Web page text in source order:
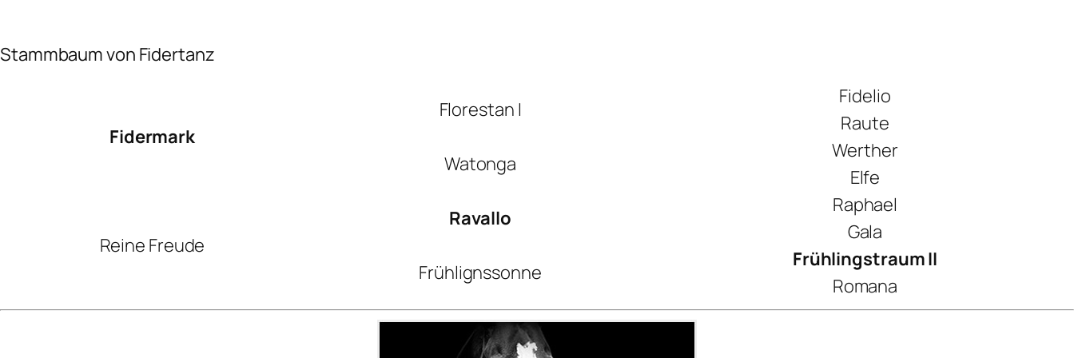
Stammbaum von Fidertanz
Fidermark
Florestan I
Fidelio
Raute
Watonga
Werther
Elfe
Reine Freude
Ravallo
Raphael
Gala
Frühlignssonne
Frühlingstraum II
Romana